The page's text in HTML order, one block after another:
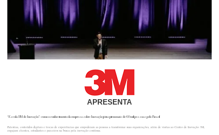
APRESENTA
“Escola 3M de Inovação”: como o conhecimento da empresa sobre Inovação já inspirou mais de 60 mil pessoas pelo Brasil
Palestras, conteúdos digitais e trocas de experiências que empoderam as pessoas a transformar suas organizações, além de visitas ao Centro de Inovação 3M,
engajam clientes, estudantes e parceiros na busca pela inovação contínua.